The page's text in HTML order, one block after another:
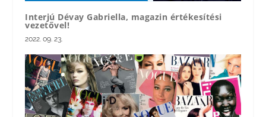
Interjú Dévay Gabriella, magazin értékesítési
vezetővel!
2022. 09. 23.